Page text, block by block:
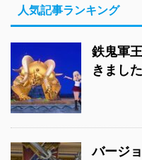
人気記事ランキング
鉄鬼軍
きました
バージ